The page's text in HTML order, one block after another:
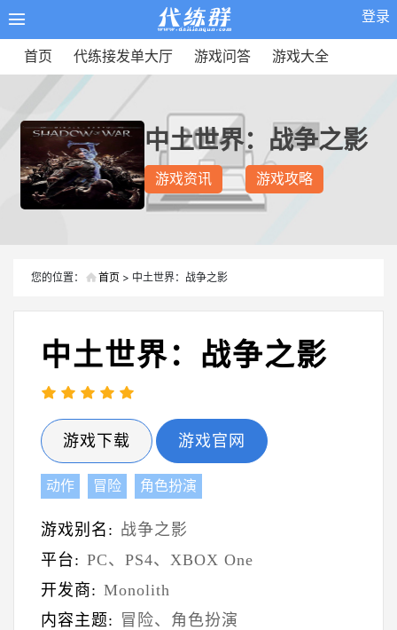
登录
首页 代练接发单大厅 游戏问答 游戏大全
中土世界：战争之影
游戏资讯 游戏攻略
您的位置： 首页 > 中土世界：战争之影
中土世界：战争之影
游戏下载 游戏官网
动作 冒险 角色扮演
游戏别名: 战争之影
平台: PC、PS4、XBOX One
开发商: Monolith
内容主题: 冒险、角色扮演